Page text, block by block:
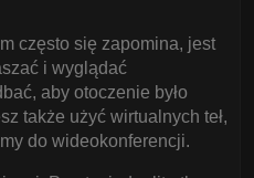
często się zapomina, jest
i wyglądać
aby otoczenie było
także użyć wirtualnych teł,
do wideokonferencji.